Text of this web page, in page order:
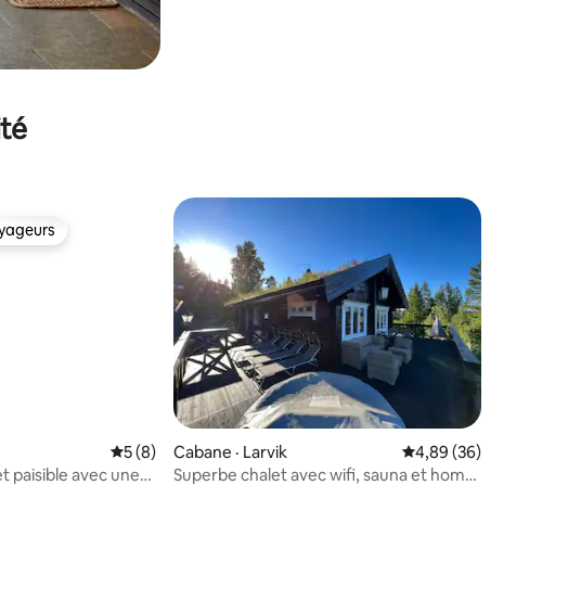
parmi les plus aimés
Note moyenne de 5 sur 5, 8 commentaires
5 (8)
paisible avec une
Cabane · Larvik Note moyenne de
4,89 (36)
Superbe chalet avec wifi, sauna et home